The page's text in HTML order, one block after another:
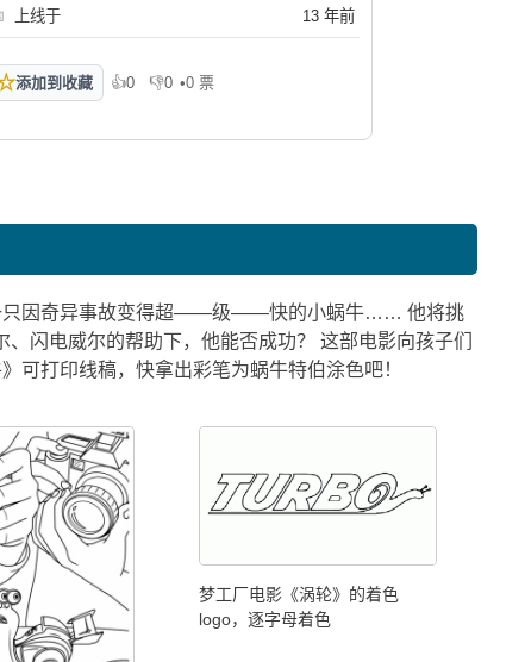
上线于 13 年前
添加到收藏 👍0
喜欢 👎0
不喜欢
•0 票
一只因奇异事故变得超——级——快的小蜗牛…… 他将挑
闪电威尔的帮助下，他能否成功？ 这部电影向孩子们
可打印线稿，快拿出彩笔为蜗牛特伯涂色吧！
梦工厂电影《涡轮》的着色
logo，逐字母着色